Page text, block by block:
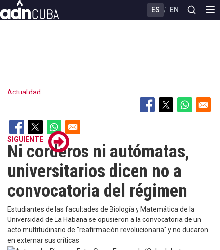
to
ES / EN
Actualidad
SIGUIENTE
Ni corderos ni autómatas,
universitarios dicen no a
convocatoria del régimen
Estudiantes de las facultades de Biología y Matemática de la
Universidad de La Habana se opusieron a la convocatoria de un
acto multitudinario de "reafirmación revolucionaria" y no dudaron
en externar sus críticas